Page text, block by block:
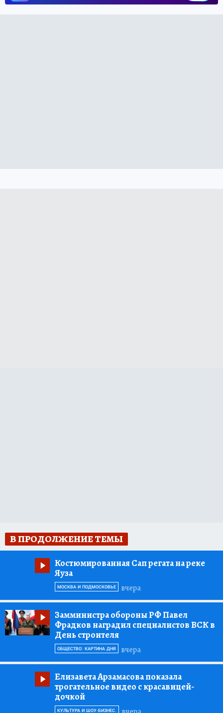
В ПРОДОЛЖЕНИЕ ТЕМЫ
Костюмированная Сап регата на реке
Яуза
вчера
МОСКВА И ПОДМОСКОВЬЕ
Замминистра обороны РФ Павел
Фрадков наградил специалистов ВСК в
День строителя
вчера
ОБЩЕСТВО: КАРТИНА ДНЯ
Елизавета Арзамасова показала
трогательное видео с красавицей-
дочкой
КУЛЬТУРА И ШОУ-БИЗНЕС.